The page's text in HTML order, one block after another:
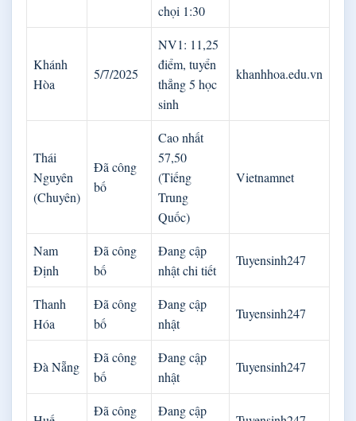
chọi 1:30
Khánh
Hòa
5/7/2025
NV1: 11,25
điểm, tuyển
thẳng 5 học
sinh
khanhhoa.edu.vn
Thái
Nguyên
(Chuyên)
Đã công
bố
Cao nhất
57,50
(Tiếng
Trung
Quốc)
Vietnamnet
Nam
Định
Đã công
bố
Đang cập
nhật chi tiết
Tuyensinh247
Thanh
Hóa
Đã công
bố
Đang cập
nhật
Tuyensinh247
Đà Nẵng
Đã công
bố
Đang cập
nhật
Tuyensinh247
Đã công
Đang cập